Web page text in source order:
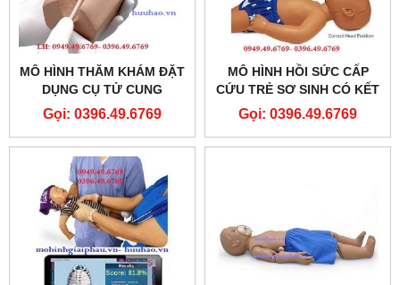
MÔ HÌNH THĂM KHÁM ĐẶT
DỤNG CỤ TỬ CUNG
Gọi: 0396.49.6769
MÔ HÌNH HỒI SỨC CẤP
CỨU TRẺ SƠ SINH CÓ KẾT
NỐI MÁY TÍNH BABY CPR
Gọi: 0396.49.6769